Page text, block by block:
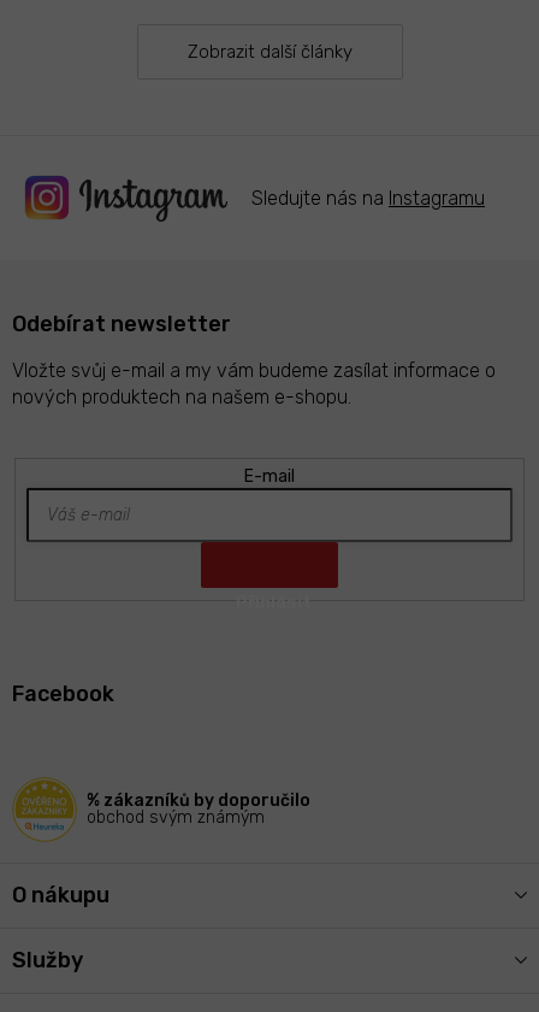
Zobrazit další články
Sledujte nás na Instagramu
Odebírat newsletter
Vložte svůj e-mail a my vám budeme zasílat informace o
nových produktech na našem e-shopu.
E-mail
Facebook
% zákazníků by doporučilo
obchod svým známým
O nákupu
Služby